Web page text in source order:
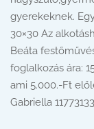
gyerekeknek.
30×30 Az
Beáta
foglalkozás ára:
ami 5.000.-Ft
Gabriella